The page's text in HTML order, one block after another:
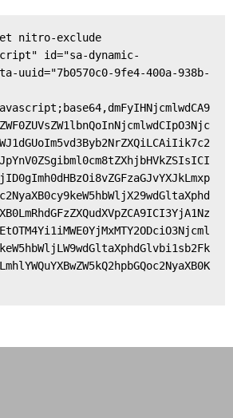
nitro-exclude
id="sa-dynamic-
uuid="7b0570c0-9fe4-400a-938b-